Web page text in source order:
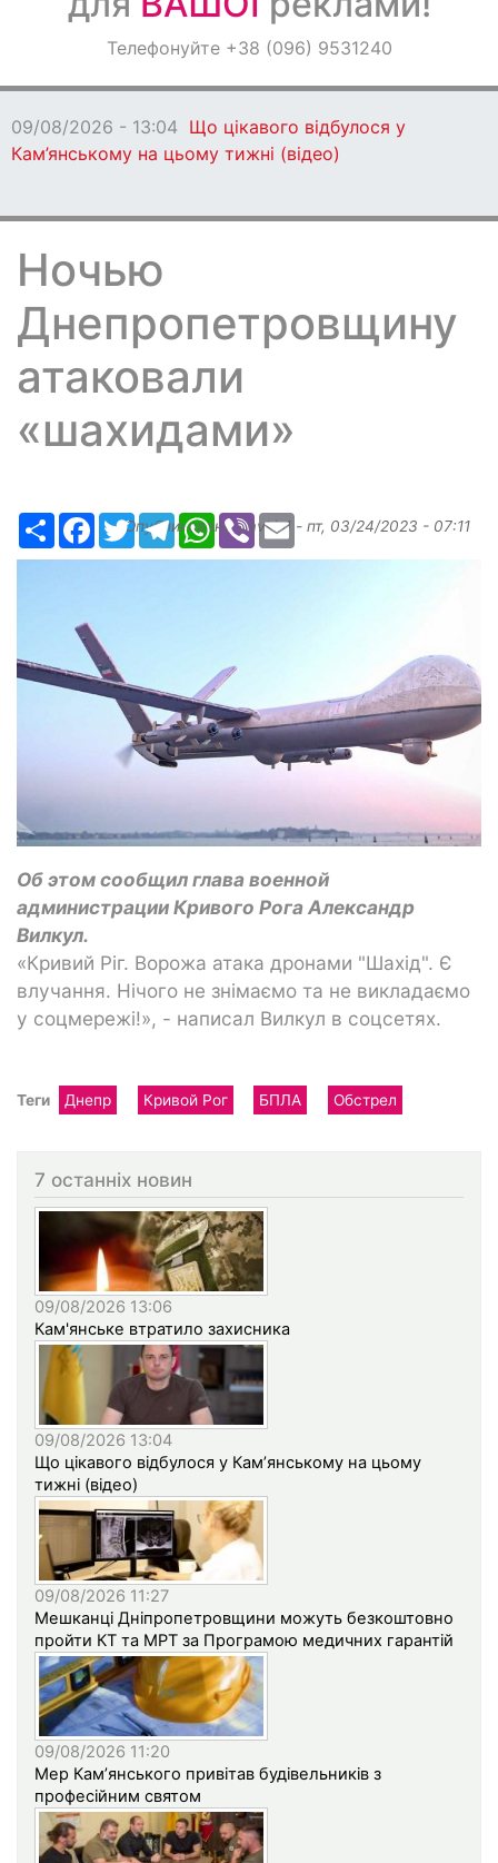
ОголошенняТелефонуйте +38 (096) 9531240
09/08/2026 - 13:04 Що цікавого відбулося у
Кам’янському на цьому тижні (відео)
Ночью
Днепропетровщину
атаковали
«шахидами»
РесурсFacebook
TwitterTelegramWhatsApp
ViberEmail
Опубликованоslavkin1 - пт, 03/24/2023 - 07:11
Об этом сообщил глава военной
администрации Кривого Рога Александр
Вилкул.
«Кривий Ріг. Ворожа атака дронами "Шахід". Є
влучання. Нічого не знімаємо та не викладаємо
у соцмережі!», - написал Вилкул в соцсетях.
Теги Днепр Кривой Рог БПЛА Обстрел
7 останніх новин
09/08/2026 13:06
Кам'янське втратило захисника
09/08/2026 13:04
Що цікавого відбулося у Кам’янському на цьому
тижні (відео)
09/08/2026 11:27
Мешканці Дніпропетровщини можуть безкоштовно
пройти КТ та МРТ за Програмою медичних гарантій
09/08/2026 11:20
Мер Кам’янського привітав будівельників з
професійним святом